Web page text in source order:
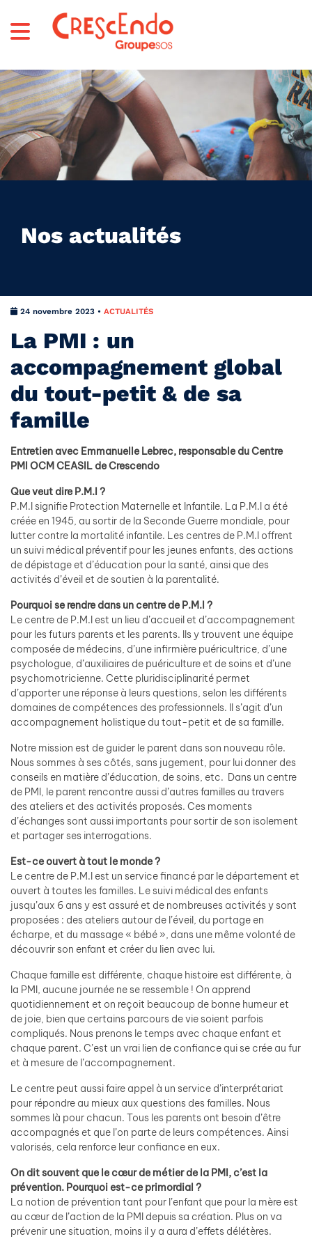
Nos actualités
24 novembre 2023 • ACTUALITÉS
La PMI : un
accompagnement global
du tout-petit & de sa
famille
Entretien avec Emmanuelle Lebrec, responsable du Centre
PMI OCM CEASIL de Crescendo
Que veut dire P.M.I ?
P.M.I signifie Protection Maternelle et Infantile. La P.M.I a été
créée en 1945, au sortir de la Seconde Guerre mondiale, pour
lutter contre la mortalité infantile. Les centres de P.M.I offrent
un suivi médical préventif pour les jeunes enfants, des actions
de dépistage et d’éducation pour la santé, ainsi que des
activités d’éveil et de soutien à la parentalité.
Pourquoi se rendre dans un centre de P.M.I ?
Le centre de P.M.I est un lieu d’accueil et d’accompagnement
pour les futurs parents et les parents. Ils y trouvent une équipe
composée de médecins, d’une infirmière puéricultrice, d’une
psychologue, d’auxiliaires de puériculture et de soins et d’une
psychomotricienne. Cette pluridisciplinarité permet
d’apporter une réponse à leurs questions, selon les différents
domaines de compétences des professionnels. Il s’agit d’un
accompagnement holistique du tout-petit et de sa famille.
Notre mission est de guider le parent dans son nouveau rôle.
Nous sommes à ses côtés, sans jugement, pour lui donner des
conseils en matière d’éducation, de soins, etc. Dans un centre
de PMI, le parent rencontre aussi d’autres familles au travers
des ateliers et des activités proposés. Ces moments
d’échanges sont aussi importants pour sortir de son isolement
et partager ses interrogations.
Est-ce ouvert à tout le monde ?
Le centre de P.M.I est un service financé par le département et
ouvert à toutes les familles. Le suivi médical des enfants
jusqu’aux 6 ans y est assuré et de nombreuses activités y sont
proposées : des ateliers autour de l’éveil, du portage en
écharpe, et du massage « bébé », dans une même volonté de
découvrir son enfant et créer du lien avec lui.
Chaque famille est différente, chaque histoire est différente, à
la PMI, aucune journée ne se ressemble ! On apprend
quotidiennement et on reçoit beaucoup de bonne humeur et
de joie, bien que certains parcours de vie soient parfois
compliqués. Nous prenons le temps avec chaque enfant et
chaque parent. C’est un vrai lien de confiance qui se crée au fur
et à mesure de l’accompagnement.
Le centre peut aussi faire appel à un service d’interprétariat
pour répondre au mieux aux questions des familles. Nous
sommes là pour chacun. Tous les parents ont besoin d’être
accompagnés et que l’on parte de leurs compétences. Ainsi
valorisés, cela renforce leur confiance en eux.
On dit souvent que le cœur de métier de la PMI, c’est la
prévention. Pourquoi est-ce primordial ?
La notion de prévention tant pour l’enfant que pour la mère est
au cœur de l’action de la PMI depuis sa création. Plus on va
prévenir une situation, moins il y a aura d’effets délétères.